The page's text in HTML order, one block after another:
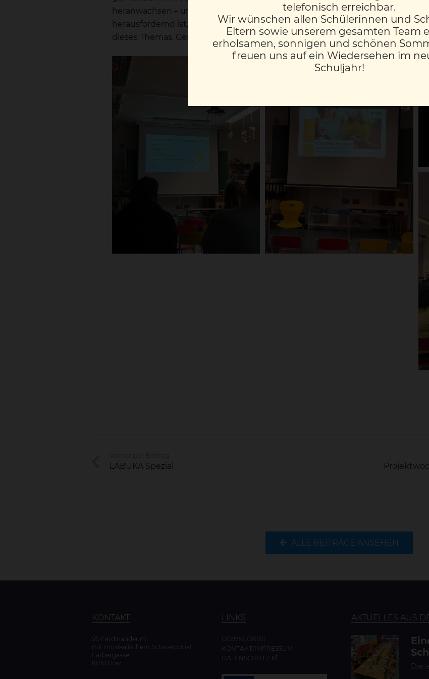
heranwachsen – und unterstützen die Eltern, auch wenn es in Zeiten rasend
herausfordernd ist, Schritt zu halten. Dass so viele Eltern das Angebot
dieses Themas. Gemeinsam sorgen wir dafür, dass unsere Kinder
LABUKA Spezial
ALLE BEITRÄGE ANSEHEN
KONTAKT
VS Ferdinandeum
mit musikalischem Schwerpunkt
Färbergasse 11
8010 Graz
LINKS
DOWNLOADS
KONTAKT/IMPRESSUM
DATENSCHUTZ
AKTUELLES AUS
Die
telefonisch erreichbar.
Wir wünschen allen Schülerinnen und
Eltern sowie unserem gesamten Team
erholsamen, sonnigen und schönen
freuen uns auf ein Wiedersehen im
Schuljahr!